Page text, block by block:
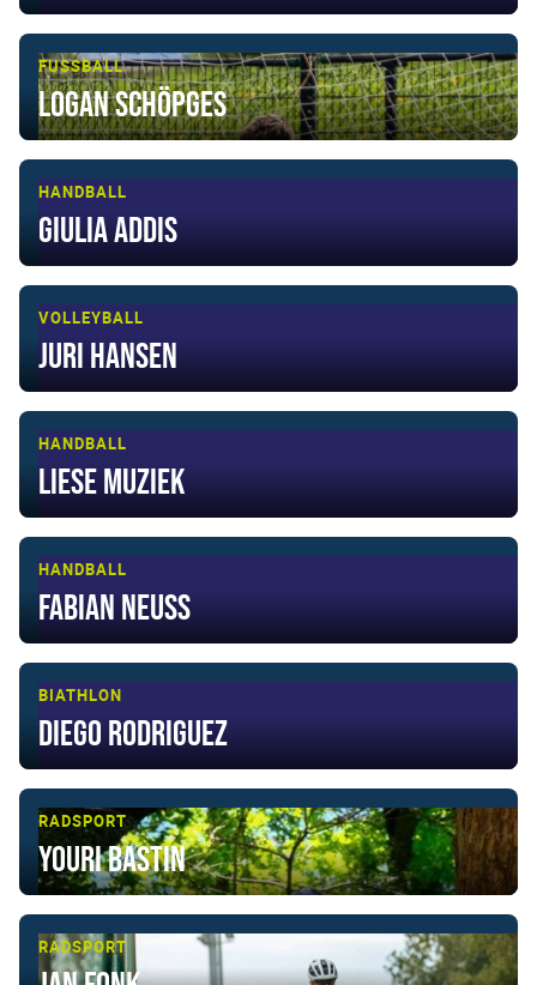
FUSSBALL
Logan Schöpges
HANDBALL
Giulia Addis
VOLLEYBALL
Juri Hansen
HANDBALL
Liese Muziek
HANDBALL
Fabian Neuss
BIATHLON
Diego Rodriguez
RADSPORT
Youri Bastin
RADSPORT